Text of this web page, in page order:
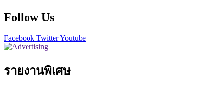
Follow Us
Facebook TwitterYoutube
รายงานพิเศษ